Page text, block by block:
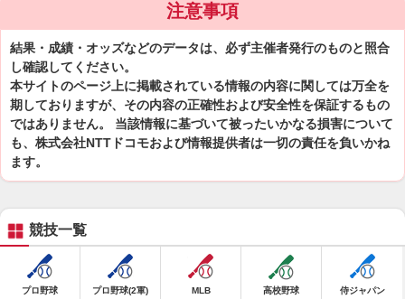
注意事項
結果・成績・オッズなどのデータは、必ず主催者発行のものと照合
し確認してください。
本サイトのページ上に掲載されている情報の内容に関しては万全を
期しておりますが、その内容の正確性および安全性を保証するもの
ではありません。 当該情報に基づいて被ったいかなる損害について
も、株式会社NTTドコモおよび情報提供者は一切の責任を負いかね
ます。
競技一覧
プロ野球 プロ野球(2軍) MLB 高校野球 侍ジャパン